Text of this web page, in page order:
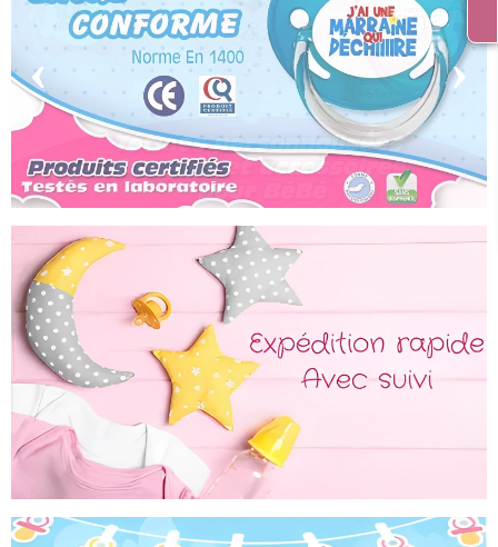
‹ ›